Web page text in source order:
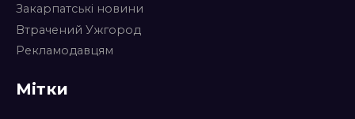
Закарпатські новини
Втрачений Ужгород
Рекламодавцям
Мітки